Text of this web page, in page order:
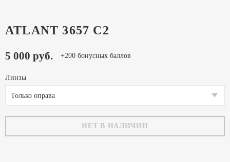
ATLANT 3657 C2
5 000 руб. +200 бонусных баллов
Линзы
Только оправа
НЕТ В НАЛИЧИИ